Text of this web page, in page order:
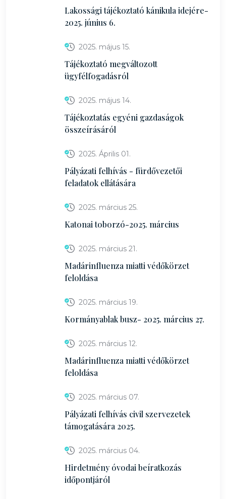
Lakossági tájékoztató kánikula idejére-
2025. június 6.
2025. május 15.
Tájékoztató megváltozott
ügyfélfogadásról
2025. május 14.
Tájékoztatás egyéni gazdaságok
összeírásáról
2025. Április 01.
Pályázati felhívás - fürdővezetői
feladatok ellátására
2025. március 25.
Katonai toborzó-2025. március
2025. március 21.
Madárinfluenza miatti védőkörzet
feloldása
2025. március 19.
Kormányablak busz- 2025. március 27.
2025. március 12.
Madárinfluenza miatti védőkörzet
feloldása
2025. március 07.
Pályázati felhívás civil szervezetek
támogatására 2025.
2025. március 04.
Hirdetmény óvodai beíratkozás
időpontjáról